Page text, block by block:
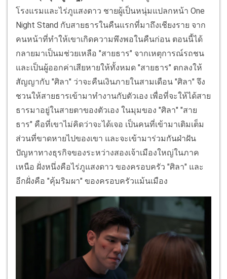
โรงแรมและไร่ภูแสงดาว ชายผู้เป็นหนุ่มแปลกหน้า One
Night Stand กับสายธารในคืนแรกที่มาถึงเชียงราย จาก
คนหน้าที่ทำให้เขาเกิดความพึงพอในคืนก่อน ตอนนี้ได้
กลายมาเป็นมช่วยเหลือ "สายธาร" จากเหตุการณ์รถชน
และเป็นผู้ออกค่าเสียหายให้ทั้งหมด "สายธาร" ตกลงให้
สัญญากับ "ศิลา" ว่าจะคืนเงินภายในสามเดือน "ศิลา" จึง
ชวนให้สายธารเข้ามาทำงานกับตัวเอง เพื่อที่จะให้ได้สาย
ธารมาอยู่ในสายตาของตัวเอง ในมุมของ "ศิลา" "สาย
ธาร" คือที่เขาไม่คิดว่าจะได้เจอ เป็นคนที่เข้ามาเติมเต็ม
ส่วนที่ขาดหายไปของเขา และจะเข้ามาร่วมกันฝ่าฝัน
ปัญหาทางธุรกิจของระหว่างสองเจ้าเมืองใหญ่ในภาค
เหนือ ฝั่งหนึ่งคือไร่ภูแสงดาว ของครอบครัว "ศิลา" และ
อีกฝั่งคือ "คุ้มริมผา" ของครอบครัวแม้นเมือง